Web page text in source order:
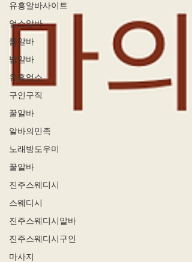
유흥알바사이트
업소알바
룸알바
밤알바
유흥업소
구인구직
꿀알바
알바의민족
노래방도우미
꿀알바
진주스웨디시
스웨디시
진주스웨디시알바
진주스웨디시구인
마사지